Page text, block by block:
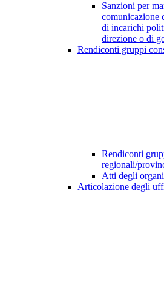
Sanzioni per
comunicazione
di incarichi
direzione o di
Rendiconti gruppi
Rendiconti
regionali/
Atti degli
Articolazione degli